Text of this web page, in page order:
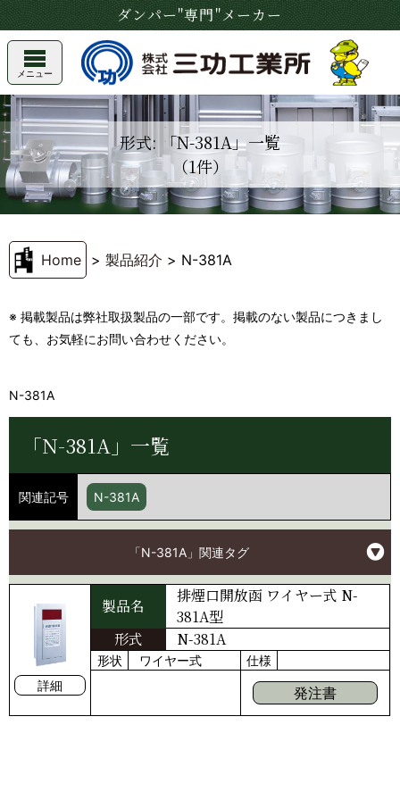
ダンパー"専門"メーカー
メニュー
形式: 「N-381A」一覧
（1件）
Home >製品紹介 > N-381A
※ 掲載製品は弊社取扱製品の一部です。掲載のない製品につきまし
ても、お気軽にお問い合わせください。
N-381A
「N-381A」一覧
関連記号 N-381A
「N-381A」関連タグ
詳細
製品名
排煙口開放函 ワイヤー式 N-
381A型
形式
N-381A
形状 ワイヤー式 仕様
発注書